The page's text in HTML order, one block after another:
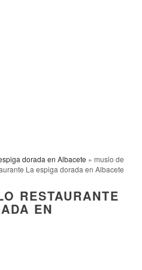
dorada en Albacete » muslo de
La espiga dorada en Albacete
RESTAURANTE
EN